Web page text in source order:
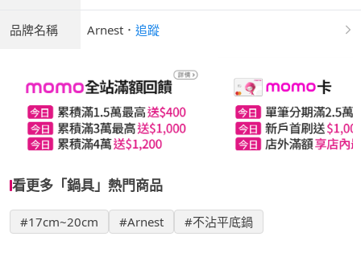
品牌名稱 Arnest ． 追蹤
看更多「鍋具」熱門商品
#17cm~20cm #Arnest #不沾平底鍋